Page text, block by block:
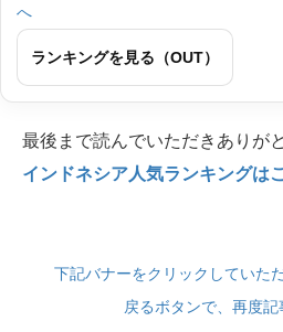
ランキングを見る（OUT）
最後まで読んでいただきありが
インドネシア人気ランキングは
下記バナーをクリックしていた
戻るボタンで、再度